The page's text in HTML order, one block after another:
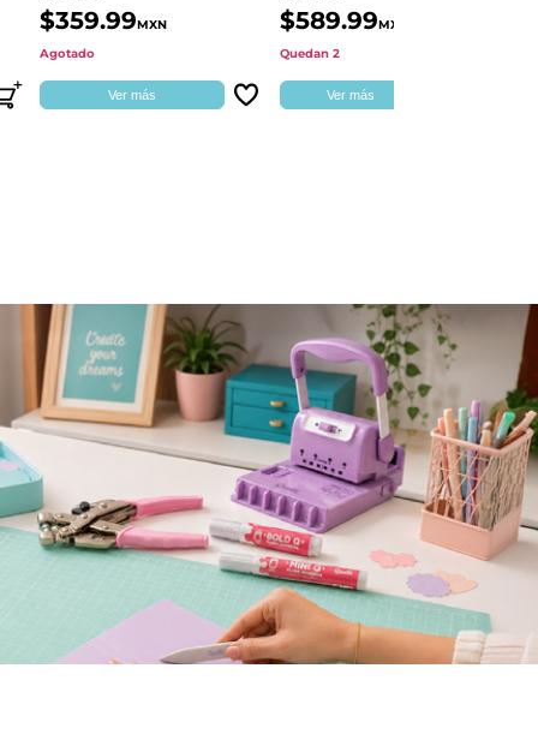
$359.99MXN
Agotado
Ver más
$589.99MXN
Quedan 2
Ver más